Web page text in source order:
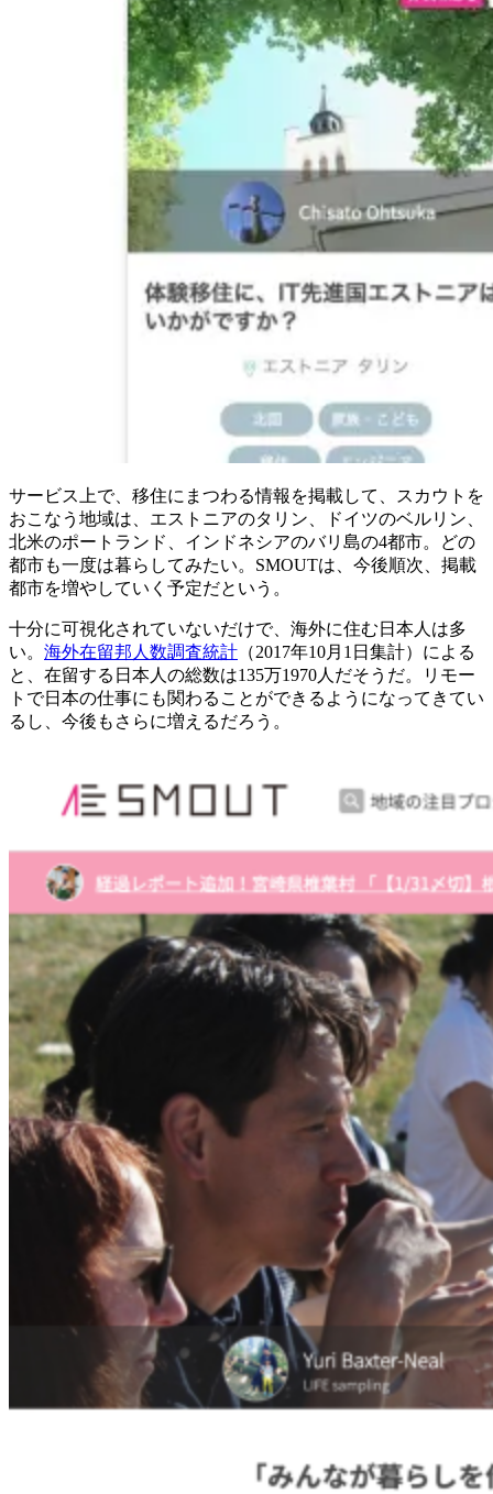
サービス上で、移住にまつわる情報を掲載して、スカウトを
おこなう地域は、エストニアのタリン、ドイツのベルリン、
北米のポートランド、インドネシアのバリ島の4都市。どの
都市も一度は暮らしてみたい。SMOUTは、今後順次、掲載
都市を増やしていく予定だという。
十分に可視化されていないだけで、海外に住む日本人は多
い。 海外在留邦人数調査統計 （2017年10月1日集計）による
と、在留する日本人の総数は135万1970人だそうだ。リモー
トで日本の仕事にも関わることができるようになってきてい
るし、今後もさらに増えるだろう。